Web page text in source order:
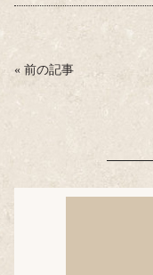
bo tte
« 前の記事